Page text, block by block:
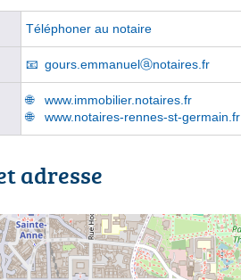
Téléphoner au notaire
gours.emmanuelⓐnotaires.fr
www.immobilier.notaires.fr
www.notaires-rennes-st-germain.fr
adresse